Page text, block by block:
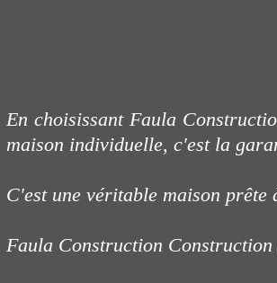
En choisissant Faula
maison individuelle, c'est la
C'est une véritable maison
Faula Construction